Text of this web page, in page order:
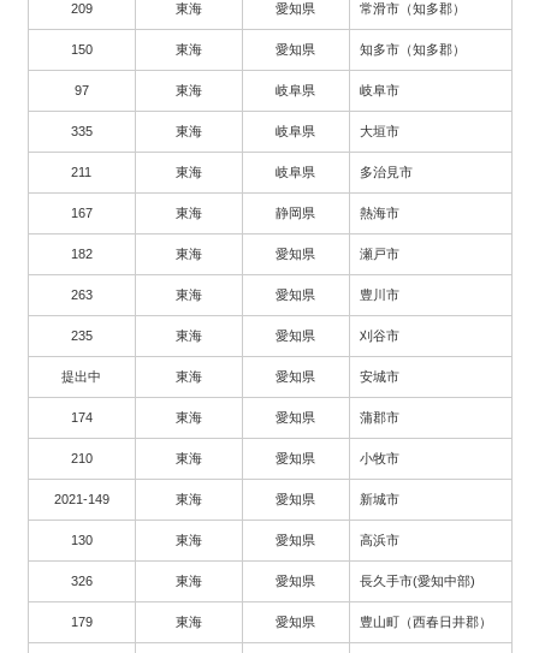
209 東海 愛知県 常滑市（知多郡）
150 東海 愛知県 知多市（知多郡）
97 東海 岐阜県 岐阜市
335 東海 岐阜県 大垣市
211 東海 岐阜県 多治見市
167 東海 静岡県 熱海市
182 東海 愛知県 瀬戸市
263 東海 愛知県 豊川市
235 東海 愛知県 刈谷市
提出中 東海 愛知県 安城市
174 東海 愛知県 蒲郡市
210 東海 愛知県 小牧市
2021-149 東海 愛知県 新城市
130 東海 愛知県 高浜市
326 東海 愛知県 長久手市(愛知中部)
179 東海 愛知県 豊山町（西春日井郡）